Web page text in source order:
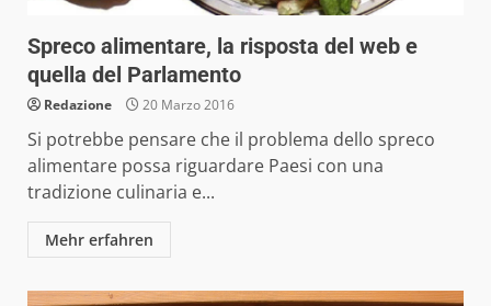
Spreco alimentare, la risposta del web e
quella del Parlamento
Redazione 20 Marzo 2016
Si potrebbe pensare che il problema dello spreco
alimentare possa riguardare Paesi con una
tradizione culinaria e...
Mehr erfahren